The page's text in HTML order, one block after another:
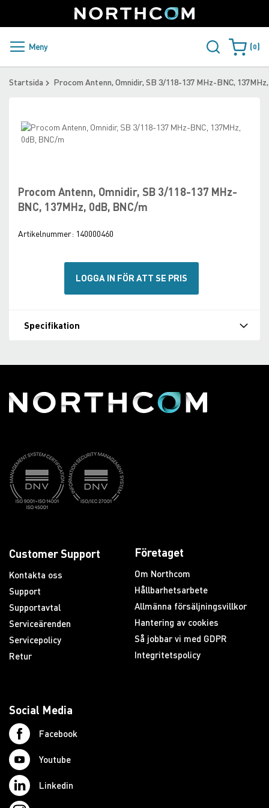
to
Content
Sweden
PRODUKTER OCH LÖSNINGAR
ÅTERFÖRSÄLJARE
LADDA NER
Meny Varukorgen
0
Startsida Procom Antenn, Omnidir, SB 3/118-137 MHz-BNC,
Procom Antenn, Omnidir, SB 3/118-137 MHz-
BNC, 137MHz, 0dB, BNC/m
Artikelnummer: 140000460
LOGGA IN FÖR ATT SE PRIS
Skip
to
the
images
gallery
beginning
of
the
gallery
Specifikation
Customer Support
Kontakta oss
Support
Supportavtal
Serviceärenden
Servicepolicy
Retur
Företaget
Om Northcom
Hållbarhetsarbete
Allmänna försäljningsvillkor
Hantering av cookies
Så jobbar vi med GDPR
Integritetspolicy
Social Media
Facebook
Youtube
Linkedin